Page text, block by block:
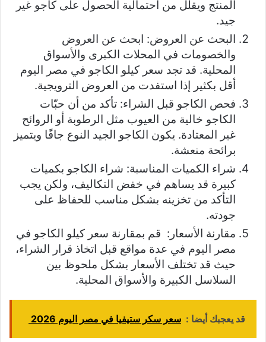
المنتج ويقلل من احتمالية الحصول على كاجو غير
جيد.
البحث عن العروض: ابحث عن العروض
والخصومات في المحلات الكبرى والأسواق
المحلية. قد تجد سعر كيلو الكاجو في مصر اليوم
أقل بكثير إذا استفدت من العروض الترويجية.
فحص الكاجو قبل الشراء: تأكد من أن حبّات
الكاجو خالية من العيوب مثل الرطوبة أو الروائح
غير المعتادة. يكون الكاجو الجيد النوع جافًا ويتميز
برائحة منعشة.
شراء الكميات المناسبة: شراء الكاجو بكميات
كبيرة قد يساهم في خفض التكاليف، ولكن يجب
التأكد من تخزينه بشكل مناسب للحفاظ على
جودته.
مقارنة الأسعار: قم بمقارنة سعر كيلو الكاجو في
مصر اليوم في عدة مواقع قبل اتخاذ قرار الشراء،
حيث قد تختلف الأسعار بشكل ملحوظ بين
السلاسل الكبيرة والأسواق المحلية.
قد يعجبك أيضا : سعر سكر ستيفيا في مصر اليوم 2026